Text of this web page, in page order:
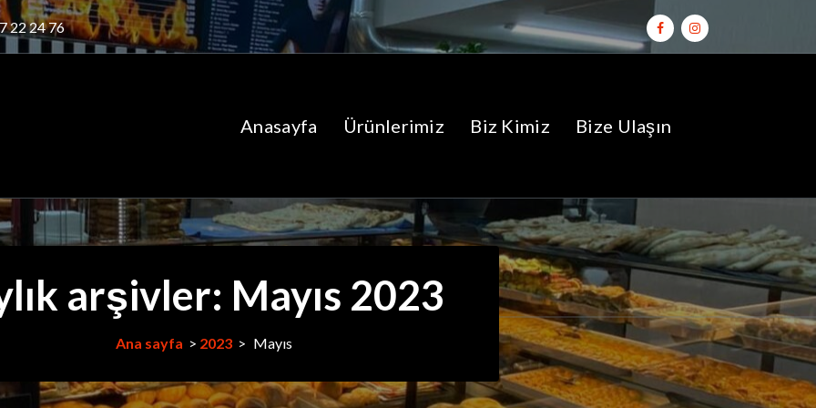
22 24 76
Anasayfa Ürünlerimiz Biz Kimiz Bize Ulaşın
arşivler: Mayıs 2023
Ana sayfa > 2023> Mayıs